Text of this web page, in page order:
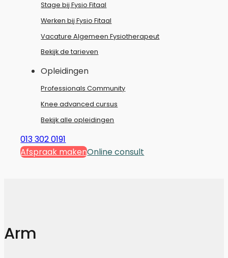
Stage bij Fysio Fitaal
Werken bij Fysio Fitaal
Vacature Algemeen Fysiotherapeut
Bekijk de tarieven
Opleidingen
Professionals Community
Knee advanced cursus
Bekijk alle opleidingen
013 302 0191
Afspraak makenOnline consult
Arm